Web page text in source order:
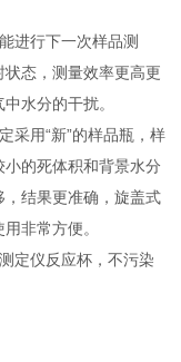
行下一次样品测
态，测量效率更高更
水分的干扰。
用“新”的样品瓶，样
的死体积和背景水分
结果更准确，旋盖式
非常方便。
仪反应杯，不污染